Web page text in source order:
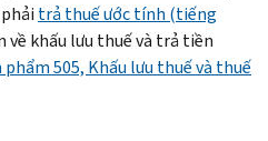
trả thuế ước tính (tiếng
khấu lưu thuế và trả tiền
phẩm 505, Khấu lưu thuế và thuế